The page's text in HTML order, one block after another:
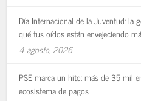
Día Internacional de la Juventud: la
qué tus oídos están envejeciendo
4 agosto, 2026
PSE marca un hito: más de 35 mil
ecosistema de pagos